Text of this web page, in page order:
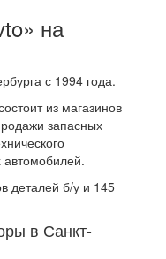
на
с 1994 года.
из магазинов
запасных
автомобилей.
деталей б/у и 145
в Санкт-